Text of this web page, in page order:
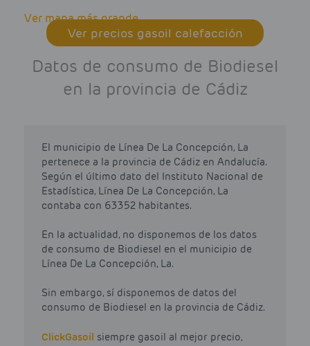
Ver mapa más grande
Ver precios gasoil calefacción
Datos de consumo de Biodiesel
en la provincia de Cádiz
El municipio de Línea De La Concepción, La
pertenece a la provincia de Cádiz en Andalucía.
Según el último dato del Instituto Nacional de
Estadística, Línea De La Concepción, La
contaba con 63352 habitantes.
En la actualidad, no disponemos de los datos
de consumo de Biodiesel en el municipio de
Línea De La Concepción, La.
Sin embargo, sí disponemos de datos del
consumo de Biodiesel en la provincia de Cádiz.
ClickGasoil siempre gasoil al mejor precio,